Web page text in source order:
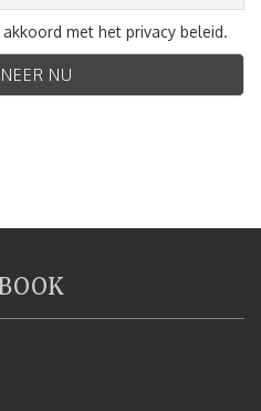
met het privacy beleid.